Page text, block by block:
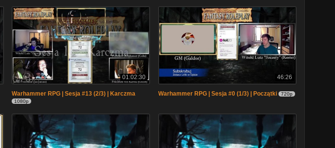
01:02:30
Warhammer RPG | Sesja #13 (2/3) | Karczma
1080p
46:26
Warhammer RPG | Sesja #0 (1/3) | Początki 720p